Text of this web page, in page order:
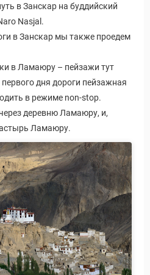
в Занскар на буддийский
Nasjal.
в Занскар мы также проедем
в Ламаюру – пейзажи тут
первого дня дороги пейзажная
в режиме non-stop.
деревню Ламаюру, и,
Ламаюру.